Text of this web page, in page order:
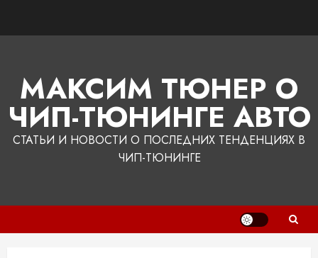
МАКСИМ ТЮНЕР О
ЧИП-ТЮНИНГЕ АВТО
СТАТЬИ И НОВОСТИ О ПОСЛЕДНИХ ТЕНДЕНЦИЯХ В
ЧИП-ТЮНИНГЕ